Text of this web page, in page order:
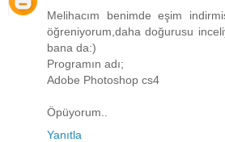
Melihacım benimde eşim
öğreniyorum,daha doğurusu
bana da:)
Programın adı;
Adobe Photoshop cs4
Öpüyorum..
Yanıtla